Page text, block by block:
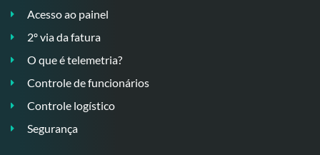
Acesso ao painel
2º via da fatura
O que é telemetria?
Controle de funcionários
Controle logístico
Segurança